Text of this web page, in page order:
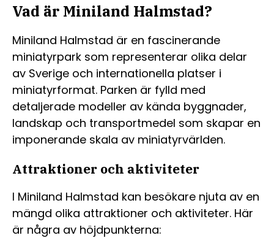
Vad är Miniland Halmstad?
Miniland Halmstad är en fascinerande
miniatyrpark som representerar olika delar
av Sverige och internationella platser i
miniatyrformat. Parken är fylld med
detaljerade modeller av kända byggnader,
landskap och transportmedel som skapar en
imponerande skala av miniatyrvärlden.
Attraktioner och aktiviteter
I Miniland Halmstad kan besökare njuta av en
mängd olika attraktioner och aktiviteter. Här
är några av höjdpunkterna: